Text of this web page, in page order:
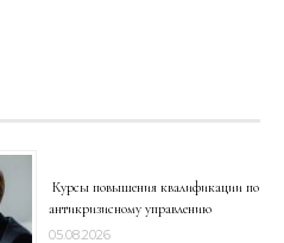
Курсы повышения квалификации по
антикризисному управлению
05.08.2026